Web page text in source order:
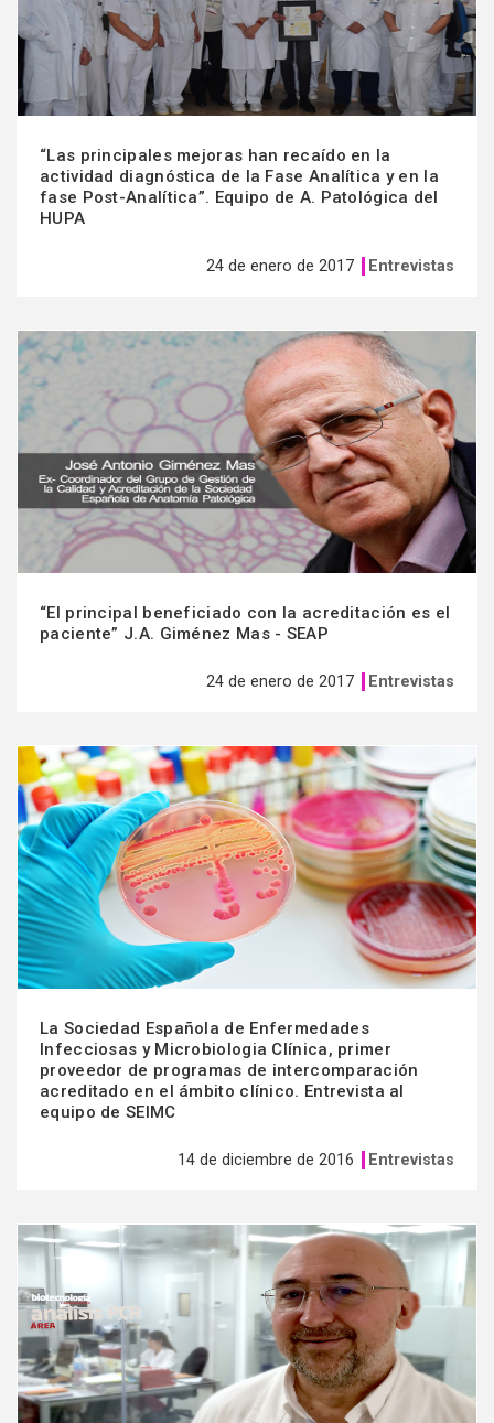
“Las principales mejoras han recaído en la
actividad diagnóstica de la Fase Analítica y en la
fase Post-Analítica”. Equipo de A. Patológica del
HUPA
24 de enero de 2017 Entrevistas
“El principal beneficiado con la acreditación es el
paciente” J.A. Giménez Mas - SEAP
24 de enero de 2017 Entrevistas
Ver
más
La Sociedad Española de Enfermedades
Infecciosas y Microbiologia Clínica, primer
proveedor de programas de intercomparación
acreditado en el ámbito clínico. Entrevista al
equipo de SEIMC
14 de diciembre de 2016 Entrevistas
Ver
más
Ver